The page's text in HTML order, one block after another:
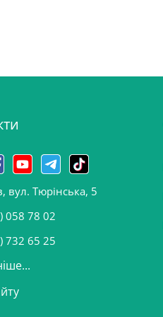
вул. Тюрінська, 5
058 78 02
732 65 25